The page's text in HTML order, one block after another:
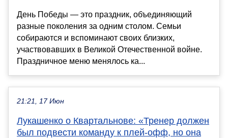
День Победы — это праздник, объединяющий
разные поколения за одним столом. Семьи
собираются и вспоминают своих близких,
участвовавших в Великой Отечественной войне.
Праздничное меню менялось ка...
21:21, 17 Июн
Лукашенко о Квартальнове: «Тренер должен
был подвести команду к плей-офф, но она